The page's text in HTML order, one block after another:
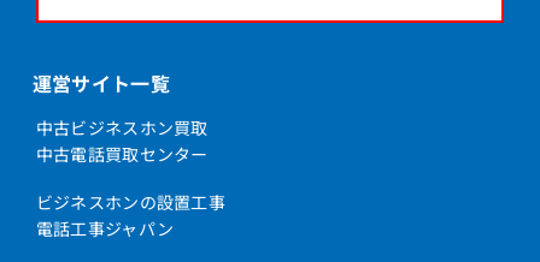
運営サイト一覧
中古ビジネスホン買取
中古電話買取センター
ビジネスホンの設置工事
電話工事ジャパン